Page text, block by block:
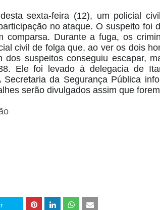
sexta-feira (12), um policial
no ataque. O suspeito foi
comparsa. Durante a fuga, os
civil de folga que, ao ver os dois
dos suspeitos conseguiu escapar,
Ele foi levado à delegacia de
da Segurança Pública
serão divulgados assim que